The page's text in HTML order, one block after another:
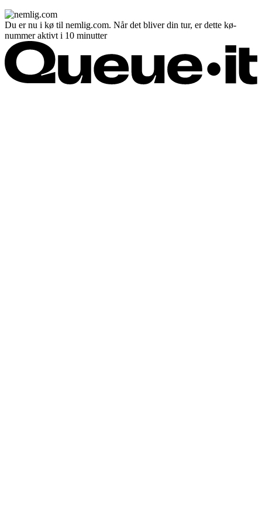
Du er nu i kø til nemlig.com. Når det bliver din tur, er dette kø-
nummer aktivt i 10 minutter